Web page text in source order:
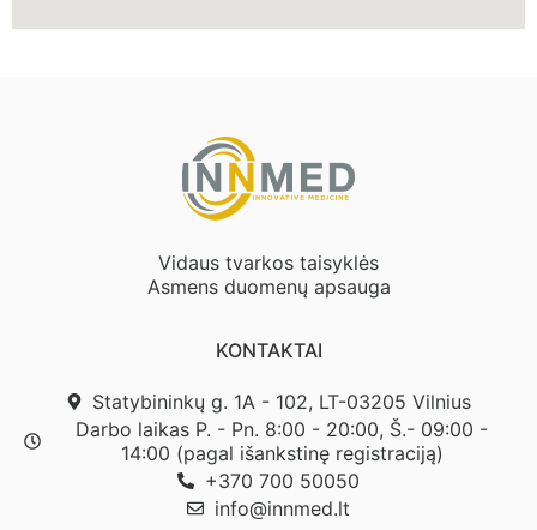
Vidaus tvarkos taisyklės
Asmens duomenų apsauga
KONTAKTAI
Statybininkų g. 1A - 102, LT-03205 Vilnius
Darbo laikas P. - Pn. 8:00 - 20:00, Š.- 09:00 -
14:00 (pagal išankstinę registraciją)
+370 700 50050
info@innmed.lt